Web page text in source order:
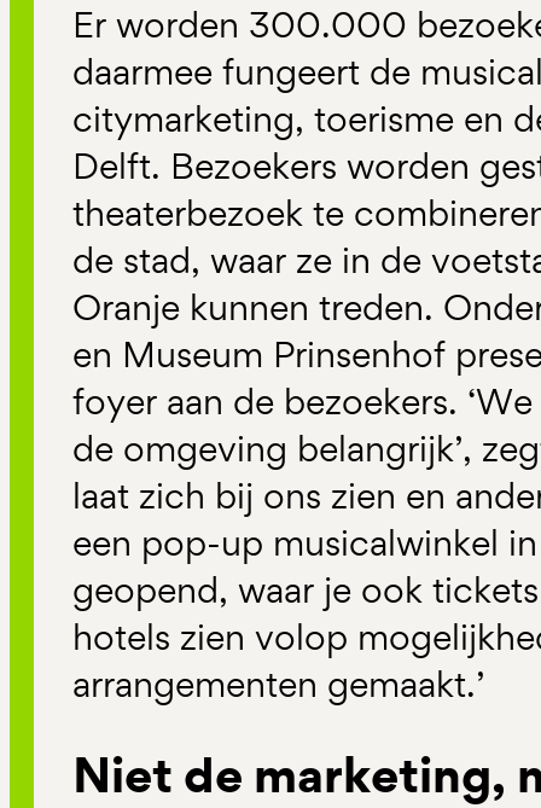
Er worden 300.000
daarmee fungeert de
citymarketing, toerisme en
Delft. Bezoekers worden
theaterbezoek te
de stad, waar ze in de
Oranje kunnen treden.
en Museum Prinsenhof
foyer aan de bezoekers.
de omgeving belangrijk’,
laat zich bij ons zien en
een pop-up musicalwinkel
geopend, waar je ook
hotels zien volop
arrangementen gemaakt.’
Niet de marketing,